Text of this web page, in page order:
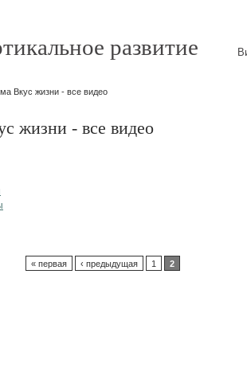
развитие
Вкус жизни - все видео
жизни - все видео
« первая ‹ предыдущая 1 2